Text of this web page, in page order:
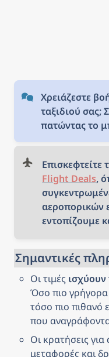
Χρειάζεστε
ταξιδιού σας;
πατώντας το
Flight Deals,
αεροπορικών
εντοπίζουμε
Σημαντικές
Οι τιμές
Όσο πιο γρήγορα
τόσο πιο πιθανό
που
Οι κρατήσεις